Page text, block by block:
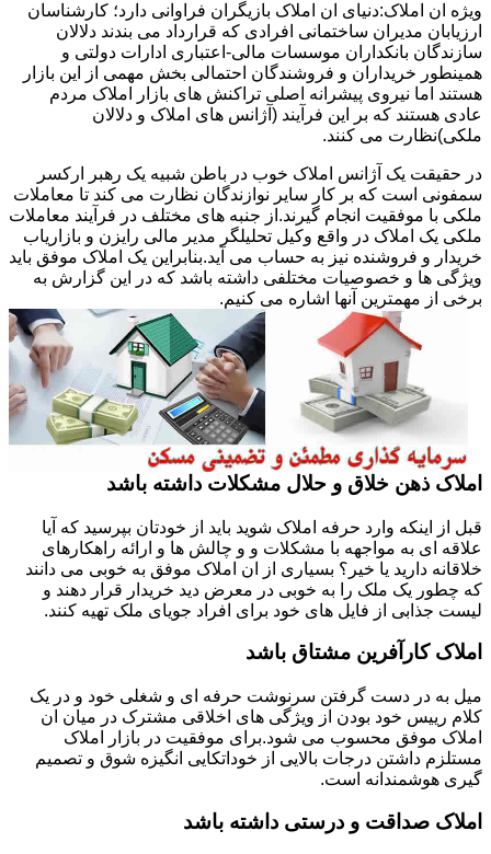
ویژه ان املاک:دنیای ان املاک بازیگران فراوانی دارد؛ کارشناسان
ارزیابان مدیران ساختمانی افرادی که قرارداد می بندند دلالان
سازندگان بانکداران موسسات مالی-اعتباری ادارات دولتی و
همینطور خریداران و فروشندگان احتمالی بخش مهمی از این بازار
هستند اما نیروی پیشرانه اصلی تراکنش های بازار املاک مردم
عادی هستند که بر این فرآیند (آژانس های املاک و دلالان
ملکی)نظارت می کنند.
در حقیقت یک آژانس املاک خوب در باطن شبیه یک رهبر ارکسر
سمفونی است که بر کار سایر نوازندگان نظارت می کند تا معاملات
ملکی با موفقیت انجام گیرند.از جنبه های مختلف در فرآیند معاملات
ملکی یک املاک در واقع وکیل تحلیلگر مدیر مالی رایزن و بازاریاب
خریدار و فروشنده نیز به حساب می آید.بنابراین یک املاک موفق باید
ویژگی ها و خصوصیات مختلفی داشته باشد که در این گزارش به
برخی از مهمترین آنها اشاره می کنیم.
املاک ذهن خلاق و حلال مشکلات داشته باشد
قبل از اینکه وارد حرفه املاک شوید باید از خودتان بپرسید که آیا
علاقه ای به مواجهه با مشکلات و و چالش ها و ارائه راهکارهای
خلاقانه دارید یا خیر؟ بسیاری از ان املاک موفق به خوبی می دانند
که چطور یک ملک را به خوبی در معرض دید خریدار قرار دهند و
لیست جذابی از فایل های خود برای افراد جویای ملک تهیه کنند.
املاک کارآفرین مشتاق باشد
میل به در دست گرفتن سرنوشت حرفه ای و شغلی خود و در یک
کلام رییس خود بودن از ویژگی های اخلاقی مشترک در میان ان
املاک موفق محسوب می شود.برای موفقیت در بازار املاک
مستلزم داشتن درجات بالایی از خوداتکایی انگیزه شوق و تصمیم
گیری هوشمندانه است.
املاک صداقت و درستی داشته باشد